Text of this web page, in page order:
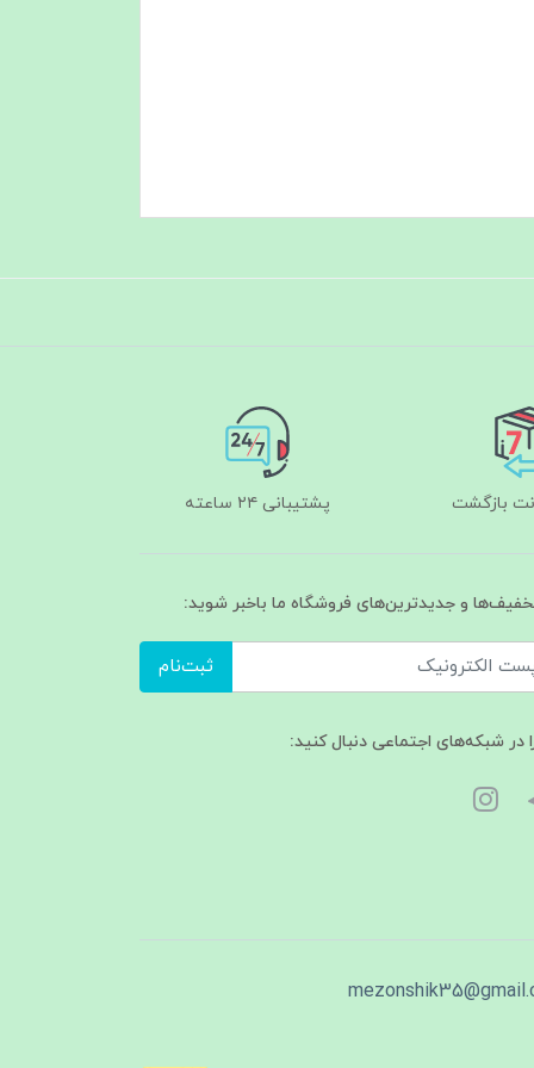
پشتیبانی ۲۴ ساعته
و جدیدترین‌های فروشگاه ما باخبر شوید:
ثبت‌نام
در شبکه‌های اجتماعی دنبال کنید: